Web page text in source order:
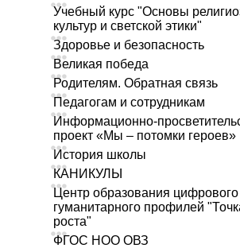
Учебный курс "Основы
культур и светской этики"
Здоровье и безопасность
Великая победа
Родителям. Обратная связь
Педагогам и сотрудникам
Информационно-
проект «Мы – потомки героев»
История школы
КАНИКУЛЫ
Центр образования цифрового
гуманитарного профилей
роста"
ФГОС НОО ОВЗ